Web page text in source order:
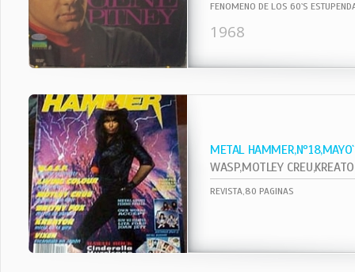
FENOMENO DE LOS 60`S
1968
METAL
WASP,MOTLEY
REVISTA,80 PAGINAS